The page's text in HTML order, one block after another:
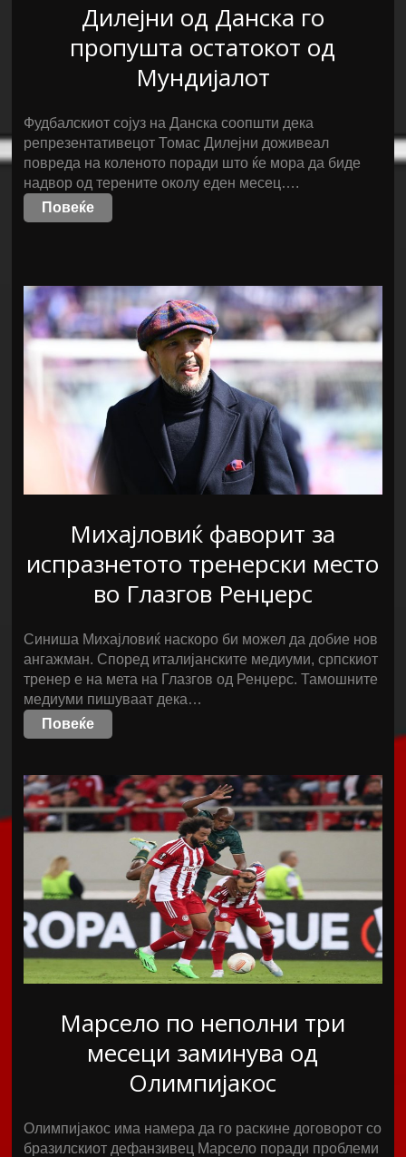
Дилејни од Данска го
пропушта остатокот од
Мундијалот
Фудбалскиот сојуз на Данска соопшти дека
репрезентативецот Томас Дилејни доживеал
повреда на коленото поради што ќе мора да биде
надвор од терените околу еден месец….
Повеќе
Михајловиќ фаворит за
испразнетото тренерски место
во Глазгов Ренџерс
Синиша Михајловиќ наскоро би можел да добие нов
ангажман. Според италијанските медиуми, српскиот
тренер е на мета на Глазгов од Ренџерс. Тамошните
медиуми пишуваат дека…
Повеќе
Марсело по неполни три
месеци заминува од
Олимпијакос
Олимпијакос има намера да го раскине договорот со
бразилскиот дефанзивец Марсело поради проблеми